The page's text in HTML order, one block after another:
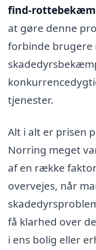
find-
at gøre denne
forbinde brugere
tjenester.
Alt i alt er prisen
Norring meget
af en række
overvejes, når
få klarhed over
i ens bolig eller